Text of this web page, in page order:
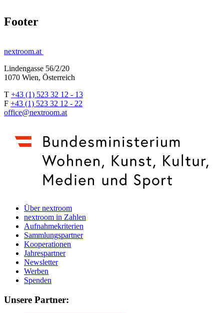
Footer
nextroom.at
Lindengasse 56/2/20
1070 Wien, Österreich
T +43 (1) 523 32 12 - 13
F +43 (1) 523 32 12 - 22
office@nextroom.at
Über nextroom
nextroom in Zahlen
Aufnahmekriterien
Sammlungspartner
Kooperationen
Jahrespartner
Newsletter
Werben
Spenden
Unsere Partner: